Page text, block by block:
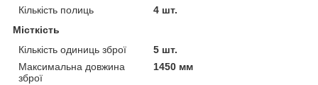
Кількість полиць
4 шт.
Місткість
Кількість одиниць зброї
5 шт.
Максимальна довжина
зброї
1450 мм